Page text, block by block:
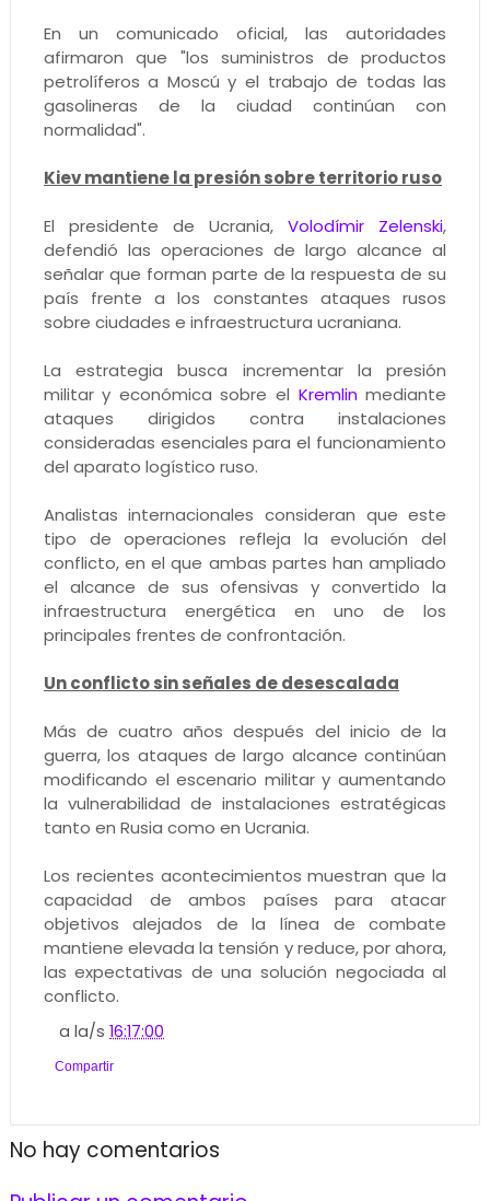
En un comunicado oficial, las autoridades
afirmaron que "los suministros de productos
petrolíferos a Moscú y el trabajo de todas las
gasolineras de la ciudad continúan con
normalidad".
Kiev mantiene la presión sobre territorio ruso
El presidente de Ucrania,Volodímir Zelenski,
defendió las operaciones de largo alcance al
señalar que forman parte de la respuesta de su
país frente a los constantes ataques rusos
sobre ciudades e infraestructura ucraniana.
La estrategia busca incrementar la presión
militar y económica sobre el Kremlinmediante
ataques dirigidos contra instalaciones
consideradas esenciales para el funcionamiento
del aparato logístico ruso.
Analistas internacionales consideran que este
tipo de operaciones refleja la evolución del
conflicto, en el que ambas partes han ampliado
el alcance de sus ofensivas y convertido la
infraestructura energética en uno de los
principales frentes de confrontación.
Un conflicto sin señales de desescalada
Más de cuatro años después del inicio de la
guerra, los ataques de largo alcance continúan
modificando el escenario militar y aumentando
la vulnerabilidad de instalaciones estratégicas
tanto en Rusia como en Ucrania.
Los recientes acontecimientos muestran que la
capacidad de ambos países para atacar
objetivos alejados de la línea de combate
mantiene elevada la tensión y reduce, por ahora,
las expectativas de una solución negociada al
conflicto.
a la/s16:17:00
Compartir
No hay comentarios